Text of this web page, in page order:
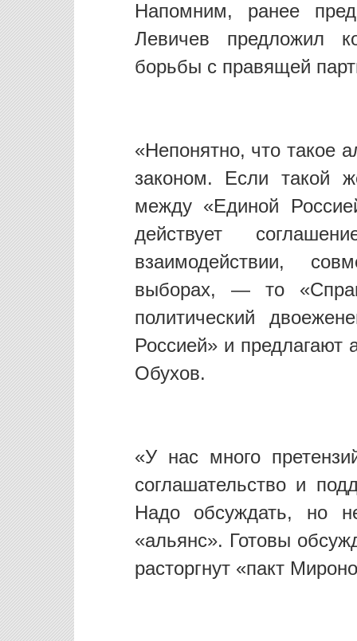
Напомним, ранее
Левичев предложил
борьбы с правящей
«Непонятно, что такое
законом. Если такой
между «Единой
действует
взаимодействии,
выборах, — то
политический
Россией» и
Обухов.
«У нас много
соглашательство и
Надо обсуждать, но
«альянс». Готовы
расторгнут «пакт